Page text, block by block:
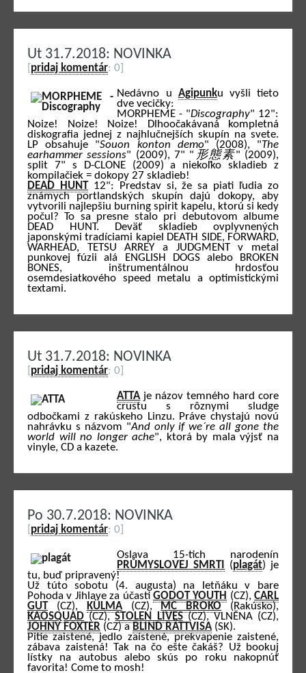
Ut 31.7.2018: NOVINKA
pridaj komentár: 0]
Nedávno u Agipunku vyšli tieto
dve vecičky:
MORPHEME - "Discography" 12":
Noize! Noize! Noize! Dlhoočakávaná kompletná
diskografia jednej z najhlučnejších skupín na svete.
LP obsahuje "Souon konton demo" (2008), "The
earhammer sessions" (2009), 7" " 形態素" (2009),
split 7" s D-CLONE (2009) a niekoľko skladieb z
kompilačiek = dokopy 27 skladieb!
DEAD HUNT12": Predstav si, že sa piati ľudia zo
známych portlandských skupín dajú dokopy, aby
vytvorili najlepšiu burning spirit kapelu, ktorú si kedy
počul? To sa presne stalo pri debutovom albume
DEAD HUNT. Deväť skladieb ovplyvnených
japonskými tradíciami kapiel DEATH SIDE, FORWARD,
WARHEAD, TETSU ARREY a JUDGMENT v metal
punkovej fúzii alá ENGLISH DOGS alebo BROKEN
BONES, inštrumentálnou hrdosťou
osemdesiatkového speed metalu a optimistickými
textami.
Ut 31.7.2018: NOVINKA
pridaj komentár: 0]
ATTAje názov temného hard core
crustu s rôznymi sludge
odbočkami z rakúskeho Linzu. Práve chystajú novú
nahrávku s názvom "And only if we´re all gone the
world will no longer ache", ktorá by mala výjsť na
vinyle, CD a kazete.
Po 30.7.2018: NOVINKA
pridaj komentár: 0]
Oslava 15-tich narodenín
PRŮMYSLOVEJ SMRTI
(plagát) je
tu, buď pripravený!
Už túto sobotu (4. augusta) na letňáku v bare
Pohoda v Jihlave za účasti GODOT YOUTH (CZ), CARL
GUT(CZ), KÜLMA(CZ),MC BROKO(Rakúsko),
KAOSQUAD (CZ),STOLEN LIVES(CZ), VLNĚNA (CZ),
JOHNY FOXTER (CZ) aBLIND RÄTTVISA(SK).
Pitie zaistené, jedlo zaistené, prekvapenie zaistené,
zábava zaistená! Tak na čo ešte čakáš? Už bookuj
lístky na autobus alebo skús po roku nakopnúť
favorita! Come to mosh!